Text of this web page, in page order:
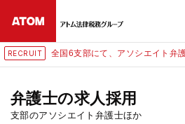
RECRUIT 全国6支部にて、アソシエイト弁
弁護士の求人採用
支部のアソシエイト弁護士ほか
24時間365日全
無料相談窓口はこちら